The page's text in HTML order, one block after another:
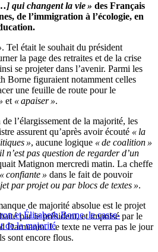
qui changent la vie » des Français
de l’immigration à l’écologie, en
. Tel était le souhait du président
la page des retraites et de la crise
se projeter dans l’avenir. Parmi les
Borne figuraient notamment celles
une feuille de route pour le
et « apaiser ».
l’élargissement de la majorité, les
assurent qu’après avoir écouté « la
», aucune logique « de coalition »
n’est pas question de regarder d’un
Matignon mercredi matin. La cheffe
« confiante » dans le fait de pouvoir
par projet ou par blocs de textes ».
et Élisabeth Borne, le casse-
de la majorité
de majorité absolue est le projet
par le président, et impulsé par le
Darmanin. Le texte ne verra pas le jour
sont encore flous.